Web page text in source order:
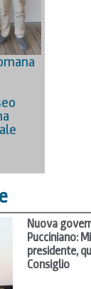
Nuova
Pucciniano:
presidente,
Consiglio